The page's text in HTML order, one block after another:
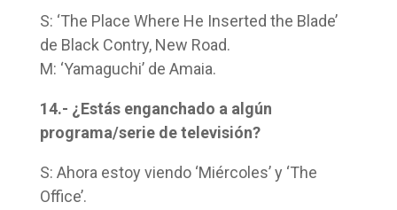
S: ‘The Place Where He Inserted the Blade’
de Black Contry, New Road.
M: ‘Yamaguchi’ de Amaia.
14.- ¿Estás enganchado a algún
programa/serie de televisión?
S: Ahora estoy viendo ‘Miércoles’ y ‘The
Office’.